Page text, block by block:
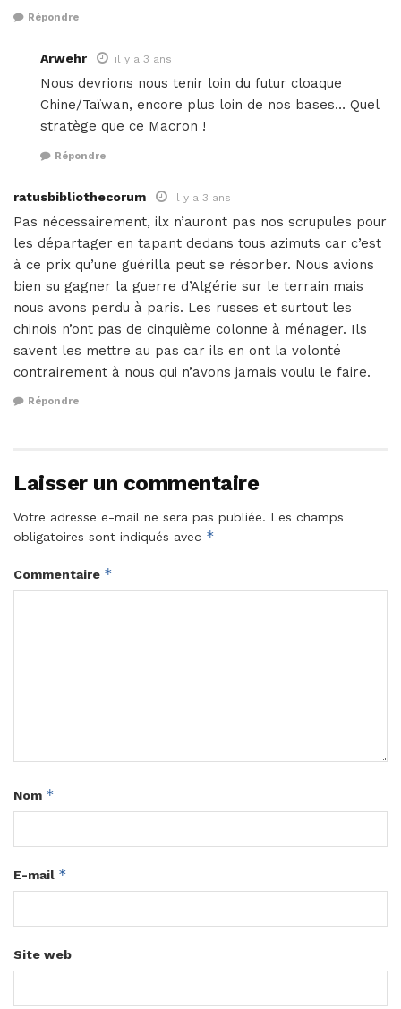
Répondre
Arwehr il y a 3 ans
Nous devrions nous tenir loin du futur cloaque
Chine/Taïwan, encore plus loin de nos bases… Quel
stratège que ce Macron !
Répondre
ratusbibliothecorum il y a 3 ans
Pas nécessairement, ilx n’auront pas nos scrupules pour
les départager en tapant dedans tous azimuts car c’est
à ce prix qu’une guérilla peut se résorber. Nous avions
bien su gagner la guerre d’Algérie sur le terrain mais
nous avons perdu à paris. Les russes et surtout les
chinois n’ont pas de cinquième colonne à ménager. Ils
savent les mettre au pas car ils en ont la volonté
contrairement à nous qui n’avons jamais voulu le faire.
Répondre
Laisser un commentaire
Votre adresse e-mail ne sera pas publiée. Les champs
obligatoires sont indiqués avec *
Commentaire *
Nom *
E-mail *
Site web